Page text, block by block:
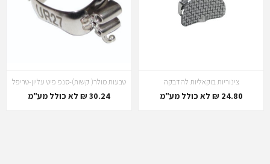
צינוריות בוקאליות להדבקה
24.80 ₪ לא כולל מע"מ
טבעות מולר( קשות)-סנפ פיט עליון-טריפל
30.24 ₪ לא כולל מע"מ